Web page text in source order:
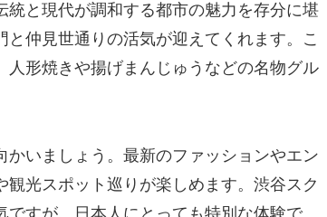
と現代が調和する都市の魅力を存分に堪
仲見世通りの活気が迎えてくれます。こ
形焼きや揚げまんじゅうなどの名物グル
いましょう。最新のファッションやエン
光スポット巡りが楽しめます。渋谷スク
すが、日本人にとっても特別な体験で